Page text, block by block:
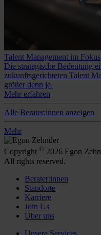
Talent Management im Fokus
Die strategische Bedeutung
zukunftsgerichteten Talent
größer denn je.
Mehr erfahren
Alle Berater:innen anzeigen
Mehr
Copyright © 2026 Egon
All rights reserved.
Berater:innen
Standorte
Karriere
Join Us
Über uns
Unsere Services